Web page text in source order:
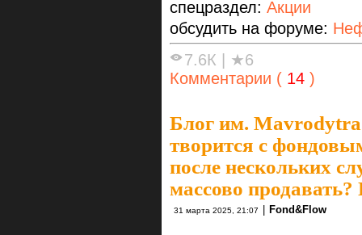
спецраздел: Акции
обсудить на форуме:
7.6К
★6
Комментарии ( 14 )
Блог им.
творится с
после нескольких
массово
31 марта 2025, 21:07 Fond&Flow